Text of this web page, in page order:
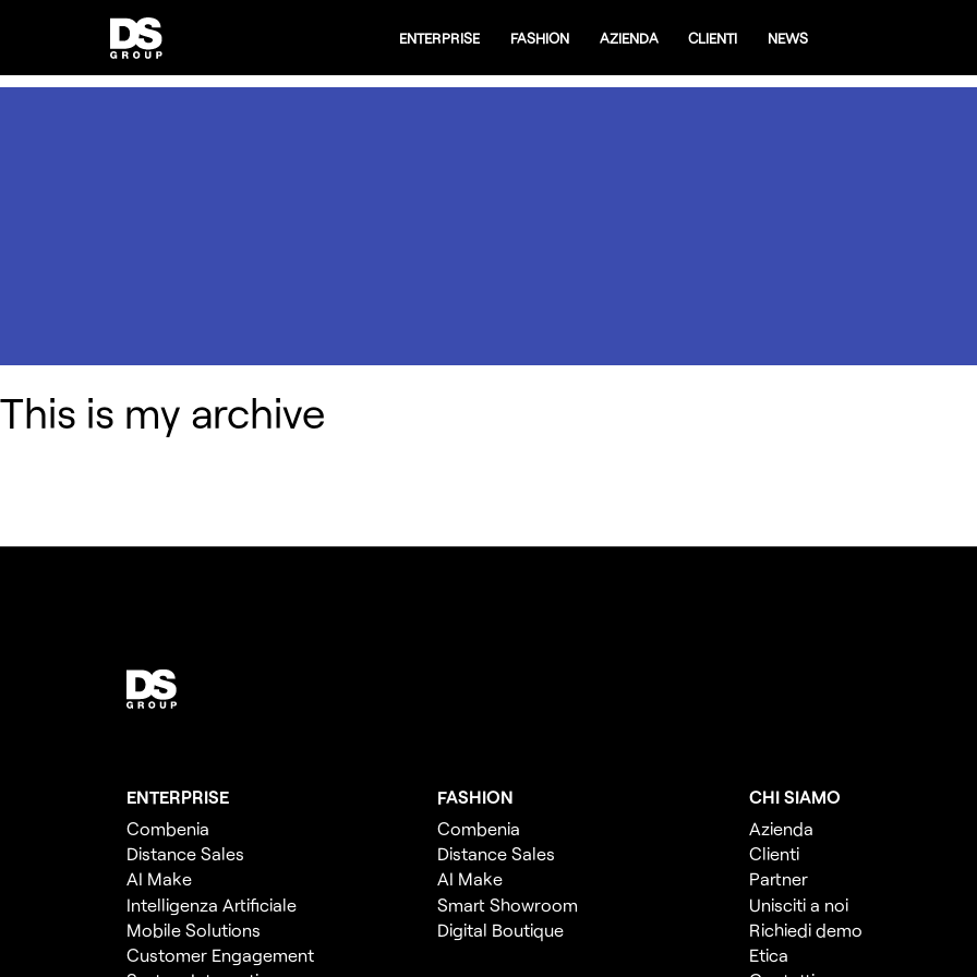
ENTERPRISE FASHION AZIENDA CLIENTI NEWS
This is my archive
ENTERPRISE
Combenia
Distance Sales
AI Make
Intelligenza Artificiale
Mobile Solutions
Customer Engagement
FASHION
Combenia
Distance Sales
AI Make
Smart Showroom
Digital Boutique
CHI SIAMO
Azienda
Clienti
Partner
Unisciti a noi
Richiedi demo
Etica